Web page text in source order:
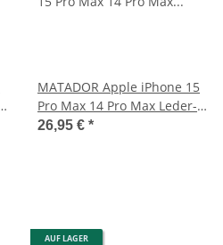
MATADOR Apple iPhone 15
Pro Max 14 Pro Max Leder-
Etui-Tasche Braun
26,95 € *
AUF LAGER